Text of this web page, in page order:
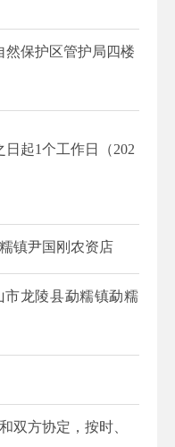
然保护区管护局四楼
日起1个工作日（202
镇尹国刚农资店
龙陵县勐糯镇勐糯
双方协定，按时、